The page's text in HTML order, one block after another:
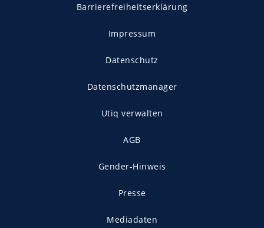
Barrierefreiheitserklärung
Impressum
Datenschutz
Datenschutzmanager
Utiq verwalten
AGB
Gender-Hinweis
Presse
Mediadaten